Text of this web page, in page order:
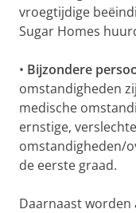
vroegtijdige
Sugar Homes
• Bijzondere
omstandigheden
medische
ernstige,
omstandigheden/
de eerste graad.
Daarnaast worden